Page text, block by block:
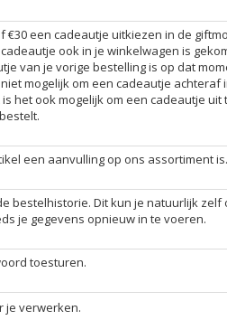
€30 een cadeautje uitkiezen in de
ook in je winkelwagen is
van je vorige bestelling is op dat
mogelijk om een cadeautje achteraf
het ook mogelijk om een cadeautje uit
een aanvulling op ons assortiment is.
bestelhistorie. Dit kun je natuurlijk zelf
je gegevens opnieuw in te voeren.
toesturen.
je verwerken.